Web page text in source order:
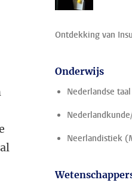
Ontdekking van
Onderwijs
Nederlandse
Neerlandistiek